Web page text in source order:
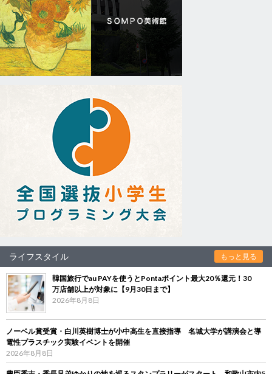
ライフスタイル もっと見る
韓国旅行でau PAYを使うとPontaポイント最大20％還元！30
万店舗以上が対象に【9月30日まで】
2026年8月8日
ノーベル賞受賞・白川英樹博士が小中高生を直接指導 名城大学が講演会と導
電性プラスチック実験イベントを開催
2026年8月8日